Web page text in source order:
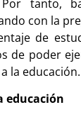
tanto,
con la
de
de poder
la educación.
educación